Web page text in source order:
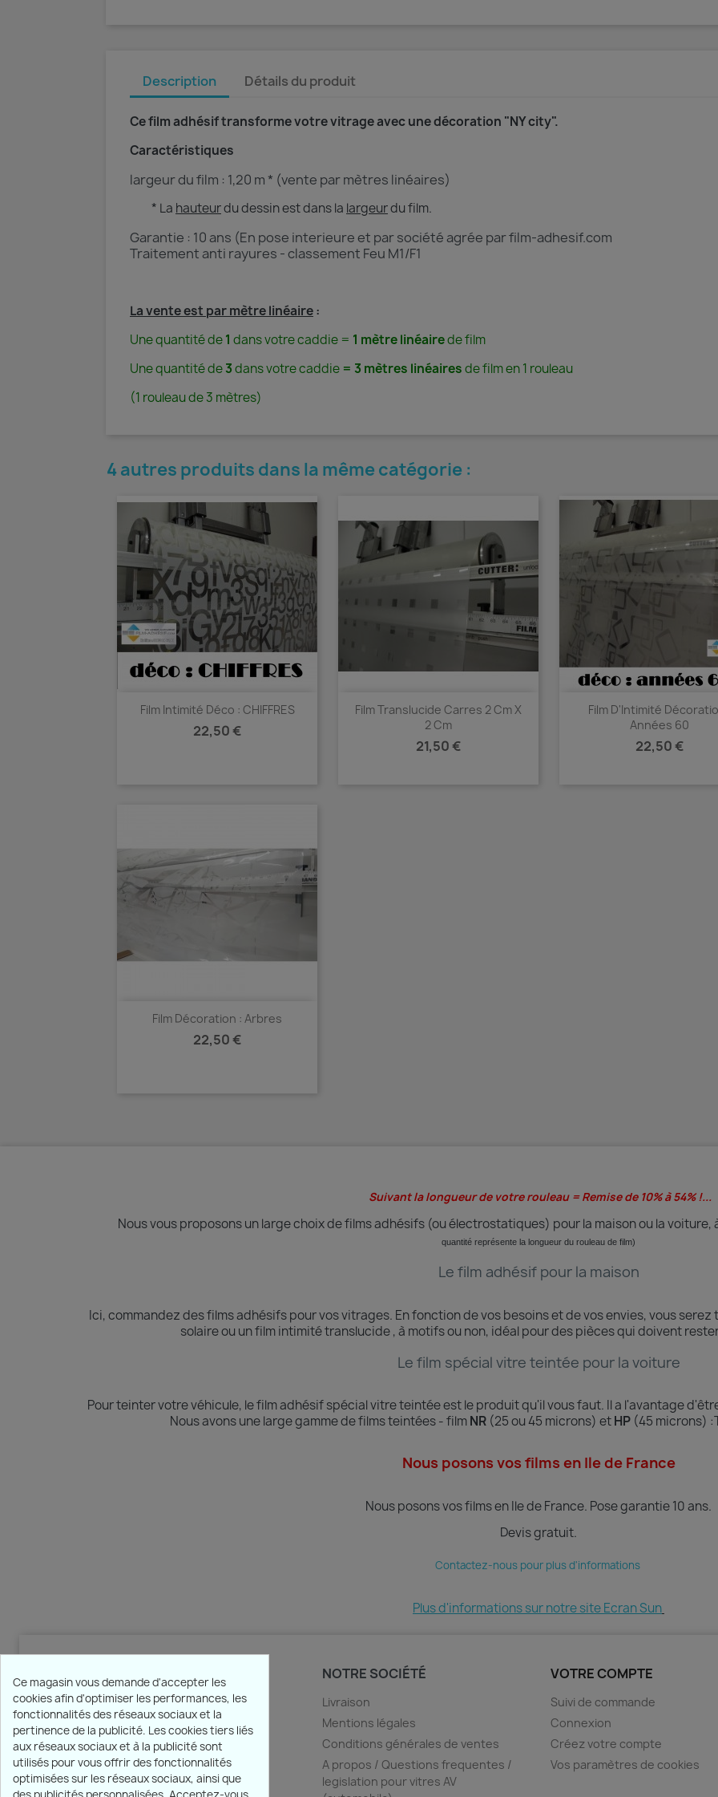
Description Détails du produit
Ce film adhésif transforme votre vitrage avec une décoration "NY city".
Caractéristiques
largeur du film : 1,20 m * (vente par mètres linéaires)
* La hauteurdu dessin est dans la largeurdu film.
Garantie : 10 ans (En pose interieure et par société agrée par film-adhesif.com
Traitement anti rayures - classement Feu M1/F1
La vente est par mètre linéaire:
Une quantité de1 dans votre caddie = 1 mètre linéairede film
Une quantité de3dans votre caddie = 3 mètres linéairesde film en 1 rouleau
(1 rouleau de 3 mètres)
4 autres produits dans la même catégorie :
Film Intimité Déco : CHIFFRES
Prix
22,50 €
Film Translucide Carres 2 Cm X
2 Cm
Prix
21,50 €
Film D'Intimité
Années 60
Prix
22,50 €
Film Décoration : Arbres
Prix
22,50 €
Suivant la longueur de votre rouleau = Remise de 10% à 54% !...
Nous vous proposons un large choix de films adhésifs (ou électrostatiques) pour la maison ou la
quantité représente la longueur du rouleau de film)
Le film adhésif pour la maison
Ici, commandez des films adhésifs pour vos vitrages. En fonction de vos besoins et de vos envies, vous
solaire ou un film intimité translucide , à motifs ou non, idéal pour des pièces qui doivent
Le film spécial vitre teintée pour la voiture
Pour teinter votre véhicule, le film adhésif spécial vitre teintée est le produit qu'il vous faut. Il a l'avantage
Nous avons une large gamme de films teintées - filmNR (25 ou 45 microns) etHP (45 microns)
Nous posons vos films en Ile de France
Nous posons vos films en Ile de France. Pose garantie 10 ans.
Devis gratuit.
Contactez-nous pour plus d'informations
Plus d'informations sur notre site Ecran Sun
Promotions
Nouveaux produits
Meilleures ventes
NOTRE SOCIÉTÉ
Livraison
Mentions légales
Conditions générales de ventes
A propos / Questions frequentes /
legislation pour vitres AV
VOTRE COMPTE
Suivi de commande
Connexion
Créez votre compte
Vos paramètres de cookies
Ce magasin vous demande d'accepter les
cookies afin d'optimiser les performances, les
fonctionnalités des réseaux sociaux et la
pertinence de la publicité. Les cookies tiers liés
aux réseaux sociaux et à la publicité sont
utilisés pour vous offrir des fonctionnalités
optimisées sur les réseaux sociaux, ainsi que